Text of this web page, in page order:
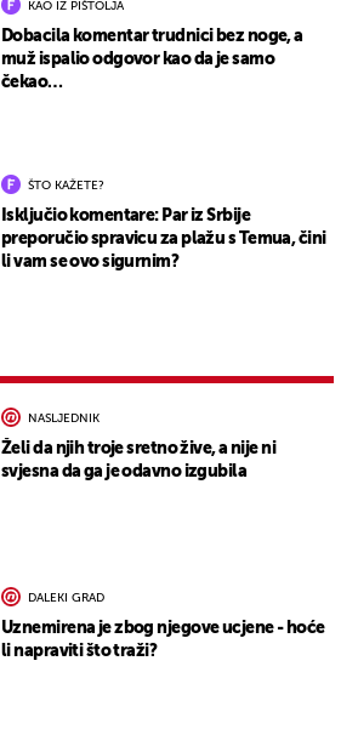
KAO IZ PIŠTOLJA
Dobacila komentar trudnici bez noge, a
muž ispalio odgovor kao da je samo
čekao…
ŠTO KAŽETE?
Isključio komentare: Par iz Srbije
preporučio spravicu za plažu s Temua, čini
li vam se ovo sigurnim?
NASLJEDNIK
Želi da njih troje sretno žive, a nije ni
svjesna da ga je odavno izgubila
DALEKI GRAD
Uznemirena je zbog njegove ucjene - hoće
li napraviti što traži?